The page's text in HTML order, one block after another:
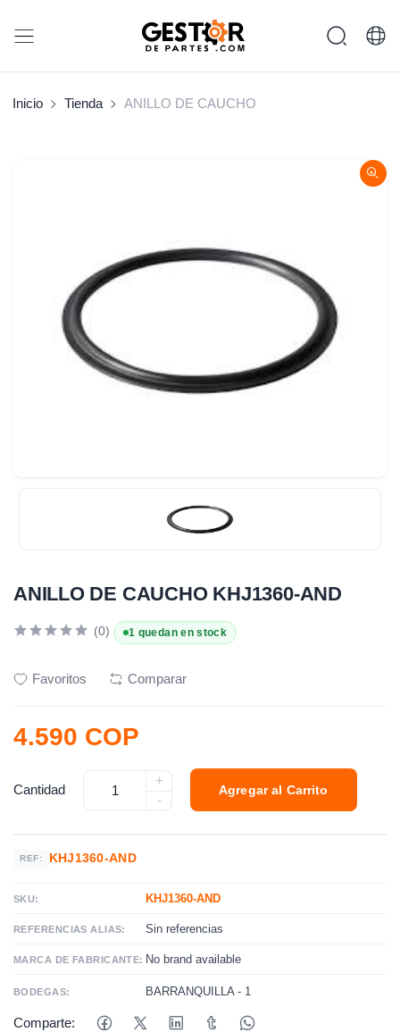
Inicio Tienda ANILLO DE CAUCHO
ANILLO DE CAUCHO KHJ1360-AND
(0) 1 quedan en stock
Favoritos Comparar
4.590 COP
Cantidad
+
-
Agregar al Carrito
REF: KHJ1360-AND
SKU: KHJ1360-AND
REFERENCIAS ALIAS: Sin referencias
MARCA DE FABRICANTE: No brand available
BODEGAS: BARRANQUILLA - 1
Comparte: